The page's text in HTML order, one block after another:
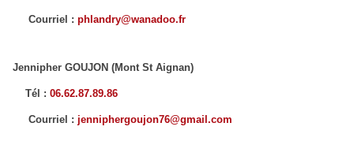
Courriel : phlandry@wanadoo.fr
Jennipher GOUJON (Mont St Aignan)
Tél : 06.62.87.89.86
Courriel : jenniphergoujon76@gmail.com